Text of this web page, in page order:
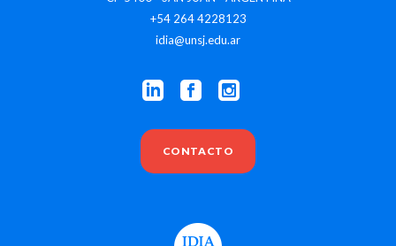
+54 264 4228123
idia@unsj.edu.ar
CONTACTO